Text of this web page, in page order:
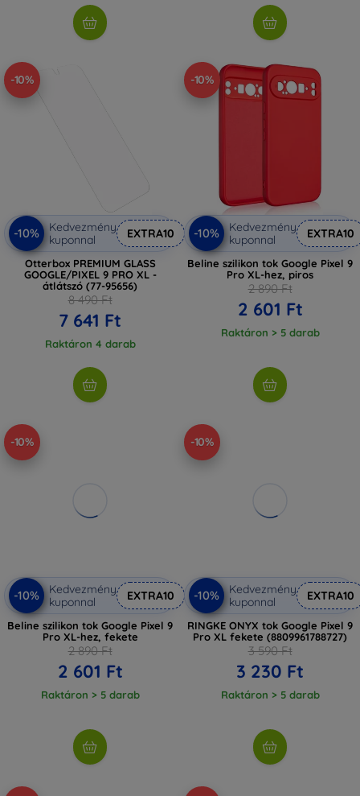
-10%
-10%
Kedvezmény
kuponnal
EXTRA10
Otterbox PREMIUM GLASS
GOOGLE/PIXEL 9 PRO XL -
átlátszó (77-95656)
8 490 Ft
7 641 Ft
Raktáron 4 darab
-10%
-10%
Kedvezmény
kuponnal
EXTRA10
Beline szilikon tok Google Pixel 9
Pro XL-hez, piros
2 890 Ft
2 601 Ft
Raktáron > 5 darab
-10%
-10%
Kedvezmény
kuponnal
EXTRA10
Beline szilikon tok Google Pixel 9
Pro XL-hez, fekete
2 890 Ft
2 601 Ft
Raktáron > 5 darab
-10%
-10%
Kedvezmény
kuponnal
EXTRA10
RINGKE ONYX tok Google Pixel 9
Pro XL fekete (8809961788727)
3 590 Ft
3 230 Ft
Raktáron > 5 darab